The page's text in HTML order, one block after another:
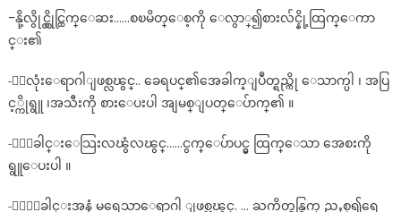
-နို့လွိုင္လွိုင္ထြက္ေဆး……စၿမိတ္ေစ့ကို ေလွာ္၍စားလ်င္နို့ထြက္ေကာ
င္း၏
-ႏွလုံးေရာဂါျဖစ္လၽွင္.. ခေရပင္၏အေခါက္ျပဳတ္ရည္ကို ေသာက္ပါ ၊ အပြ
င့္ကိုရွူ ၊အသီးကို စားေပးပါ အျမစ္ျပတ္ေပ်ာက္၏ ။
-ႏွေခါင္းေသြးလၽွံလၽွင္……ငွက္ေပ်ာပင္မွ ထြက္ေသာ အေစးကို
ရွူေပးပါ ။
-ႏွာေခါင္းအနံ့ မရေသာေရာဂါ ျဖစ္လၽွင္. … ႀကိတ္မွန္ရြက္ ညႇစ္၍ရေ